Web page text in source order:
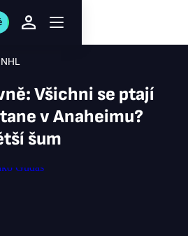
NHL
Všichni se ptají
v Anaheimu?
šum